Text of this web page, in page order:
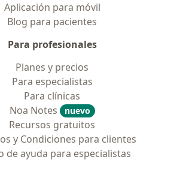
Aplicación para móvil
Blog para pacientes
Para profesionales
Planes y precios
Para especialistas
Para clínicas
Noa Notes
nuevo
Recursos gratuitos
y Condiciones para clientes
de ayuda para especialistas